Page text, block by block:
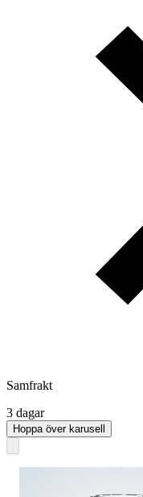
Samfrakt
3 dagar
Hoppa över karusell